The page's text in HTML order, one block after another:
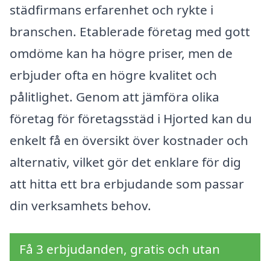
städfirmans erfarenhet och rykte i
branschen. Etablerade företag med gott
omdöme kan ha högre priser, men de
erbjuder ofta en högre kvalitet och
pålitlighet. Genom att jämföra olika
företag för företagsstäd i Hjorted kan du
enkelt få en översikt över kostnader och
alternativ, vilket gör det enklare för dig
att hitta ett bra erbjudande som passar
din verksamhets behov.
Få 3 erbjudanden, gratis och utan